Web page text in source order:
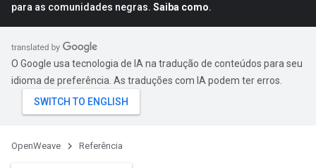
para as comunidades negras. Saiba como.
O Google usa tecnologia de IA na tradução de conteúdos para seu
idioma de preferência. As traduções com IA podem ter erros.
OpenWeave Referência